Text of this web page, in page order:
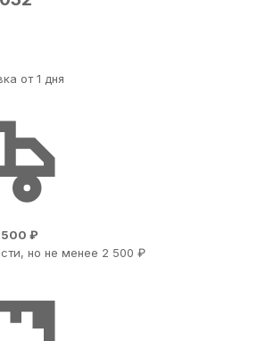
от 1 дня
500 ₽
но не менее 2 500 ₽